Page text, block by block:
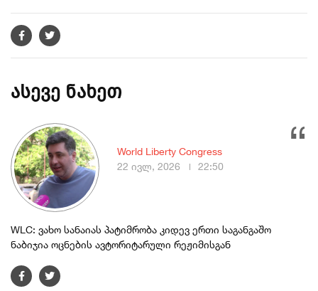
ასევე ნახეთ
WLC: ვახო სანაიას პატიმრობა კიდევ ერთი საგანგაშო
ნაბიჯია ოცნების ავტორიტარული რეჟიმისგან
World Liberty Congress
22 ივლ, 2026
22:50